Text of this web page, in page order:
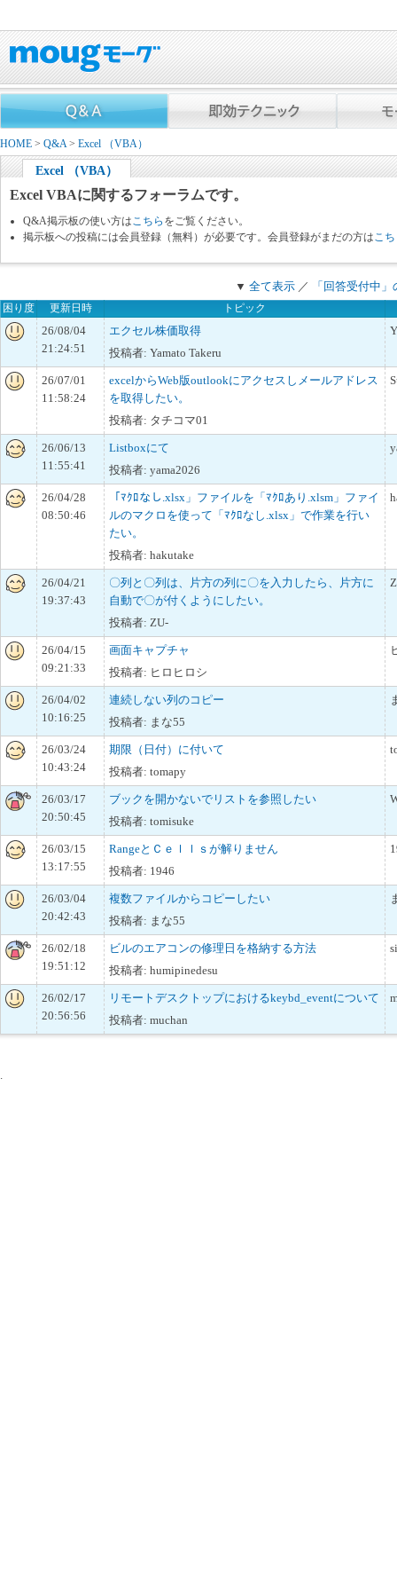
HOME > Q&A> Excel （VBA）
Excel （VBA）
Excel VBAに関するフォーラムです。
Q&A掲示板の使い方は こちら をご覧ください。
掲示板への投稿には会員登録（無料）が必要です。会員登録がまだの方は こ
▼ 全て表示 ／ 「回答受付中
困り度 更新日時 トピック
26/08/04
21:24:51
エクセル株価取得
投稿者: Yamato Takeru
26/07/01
11:58:24
excelからWeb版outlookにアクセスしメールアドレス
を取得したい。
投稿者: タチコマ01
26/06/13
11:55:41
Listboxにて
投稿者: yama2026
26/04/28
08:50:46
「ﾏｸﾛなし.xlsx」ファイルを「ﾏｸﾛあり.xlsm」ファイ
ルのマクロを使って「ﾏｸﾛなし.xlsx」で作業を行い
たい。
投稿者: hakutake
26/04/21
19:37:43
〇列と〇列は、片方の列に〇を入力したら、片方に
自動で〇が付くようにしたい。
投稿者: ZU-
26/04/15
09:21:33
画面キャプチャ
投稿者: ヒロヒロシ
26/04/02
10:16:25
連続しない列のコピー
投稿者: まな55
26/03/24
10:43:24
期限（日付）に付いて
投稿者: tomapy
26/03/17
20:50:45
ブックを開かないでリストを参照したい
投稿者: tomisuke
26/03/15
13:17:55
RangeとＣｅｌｌｓが解りません
投稿者: 1946
26/03/04
20:42:43
複数ファイルからコピーしたい
投稿者: まな55
26/02/18
19:51:12
ビルのエアコンの修理日を格納する方法
投稿者: humipinedesu
26/02/17
20:56:56
リモートデスクトップにおけるkeybd_eventについて
投稿者: muchan